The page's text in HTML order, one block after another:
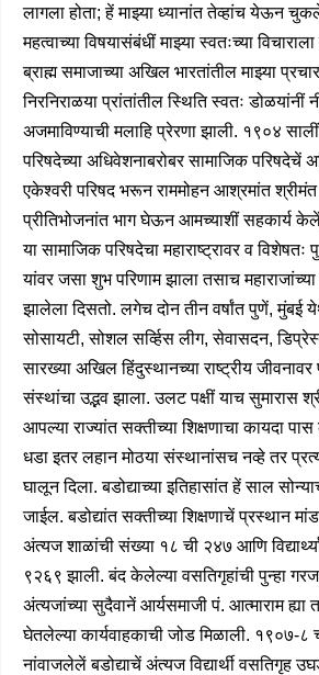
लागला होता; हें माझ्या ध्यानांत तेव्हांच येऊन
महत्वाच्या विषयासंबंधीं माझ्या स्वतःच्या
ब्राह्म समाजाच्या अखिल भारतांतील माझ्या
निरनिराळया प्रांतांतील स्थिति स्वतः डोळयांनीं
अजमाविण्याची मलाहि प्रेरणा झाली. १९०४
परिषदेच्या अधिवेशनाबरोबर सामाजिक परिषदेचें
एकेश्वरी परिषद भरून राममोहन आश्रमांत श्रीमंत
प्रीतिभोजनांत भाग घेऊन आमच्याशीं सहकार्य
या सामाजिक परिषदेचा महाराष्ट्रावर व विशेषतः
यांवर जसा शुभ परिणाम झाला तसाच
झालेला दिसतो. लगेच दोन तीन वर्षांत पुणें, मुंबई
सोसायटी, सोशल सर्व्हिस लीग, सेवासदन,
सारख्या अखिल हिंदुस्थानच्या राष्ट्रीय जीवनावर
संस्थांचा उद्भव झाला. उलट पक्षीं याच सुमारास
आपल्या राज्यांत सक्तीच्या शिक्षणाचा कायदा
धडा इतर लहान मोठया संस्थानांसच नव्हे तर
घालून दिला. बडोद्याच्या इतिहासांत हें साल
जाईल. बडोद्यांत सक्तीच्या शिक्षणाचें प्रस्थान
अंत्यज शाळांची संख्या १८ ची २४७ आणि
९२६९ झाली. बंद केलेल्या वसतिगृहांची पुन्हा
अंत्यजांच्या सुदैवानें आर्यसमाजी पं. आत्माराम
घेतलेल्या कार्यवाहकाची जोड मिळाली. १९०७-८
नांवाजलेलें बडोद्याचें अंत्यज विद्यार्थी वसतिगृह